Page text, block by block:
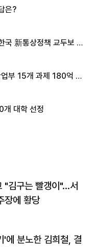
은?
국 新통상정책 교두보 활
부 15개 과제 180억 지
개 대학 선정
"김구는 빨갱이"…서
장에 황당
'에 분노한 김희철, 결